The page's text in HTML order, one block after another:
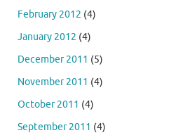
February 2012 (4)
January 2012 (4)
December 2011 (5)
November 2011 (4)
October 2011 (4)
September 2011 (4)